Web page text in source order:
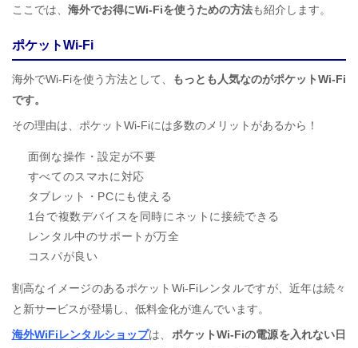
ここでは、 海外でお得にWi-Fiを使うための方法も紹介します。
ポケットWi-Fi
海外でWi-Fiを使う方法として、
もっとも人気なのがポケットWi-Fi
です。
その理由は、ポケットWi-Fiには多数のメリットがあるから！
面倒な操作・設定が不要
すべてのスマホに対応
タブレット・PCにも使える
1台で複数デバイスを同時にネットに接続できる
レンタル中のサポートが万全
コスパが良い
割高なイメージのあるポケットWi-Fiレンタルですが、近年は続々
と新サービスが登場し、低料金化が進んでいます。
海外WiFiレンタルショップは、 ポケットWi-Fiの電源を入れない日